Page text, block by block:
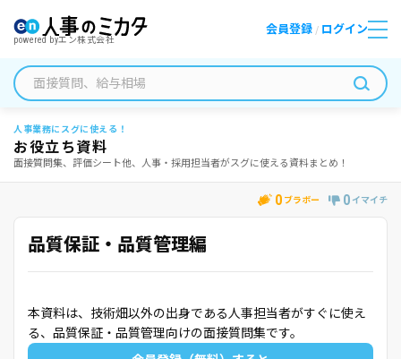
powered byエン株式会社
会員登録 / ログイン
人事業務にスグに使える！
お役立ち資料
面接質問集、評価シート他、人事・採用担当者がスグに使える資料まとめ！
0 ブラボー 0 イマイチ
品質保証・品質管理編
本資料は、技術畑以外の出身である人事担当者がすぐに使え
る、品質保証・品質管理向けの面接質問集です。